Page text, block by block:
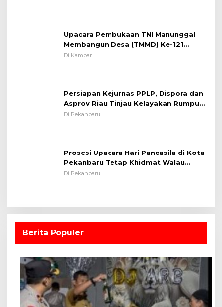
Upacara Pembukaan TNI Manunggal
Membangun Desa (TMMD) Ke-121
Kodim 0313/KPR Tahun 2024) ?
Di Kampar
Persiapan Kejurnas PPLP, Dispora dan
Asprov Riau Tinjau Kelayakan Rumput
Lapangan Sepakbola
Di Pekanbaru
Prosesi Upacara Hari Pancasila di Kota
Pekanbaru Tetap Khidmat Walau
Dalam Ruangan
Di Pekanbaru
Berita Populer